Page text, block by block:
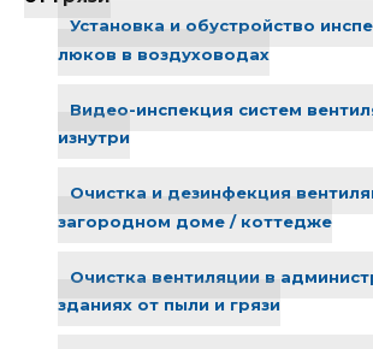
Установка и обустройство
люков в воздуховодах
Видео-инспекция систем
изнутри
Очистка и дезинфекция
загородном доме / коттедже
Очистка вентиляции в
зданиях от пыли и грязи